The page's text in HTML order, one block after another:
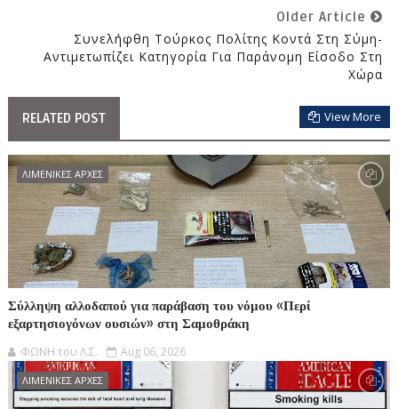
Older Article
Συνελήφθη Τούρκος Πολίτης Κοντά Στη Σύμη-
Αντιμετωπίζει Κατηγορία Για Παράνομη Είσοδο Στη
Χώρα
RELATED POST View More
ΛΙΜΕΝΙΚΕΣ ΑΡΧΕΣ
Σύλληψη αλλοδαπού για παράβαση του νόμου «Περί
εξαρτησιογόνων ουσιών» στη Σαμοθράκη
ΦΩΝΗ του Λ.Σ. Aug 06, 2026
ΛΙΜΕΝΙΚΕΣ ΑΡΧΕΣ